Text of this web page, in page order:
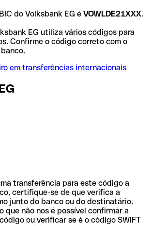
do Volksbank EG é VOWLDE21XXX.
EG utiliza vários códigos para
Confirme o código correto com o
em transferências internacionais
transferência para este código a
certifique-se de que verifica a
junto do banco ou do destinatário.
que não nos é possível confirmar a
ou verificar se é o código SWIFT